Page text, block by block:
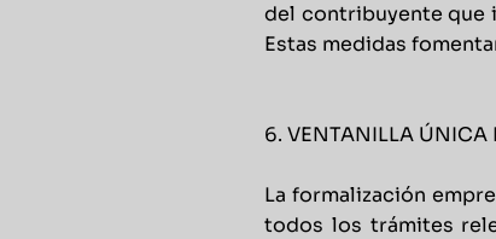
del contribuyente que
Estas medidas
6. VENTANILLA
La formalización
todos los trámites